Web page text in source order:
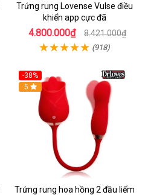
Trứng rung Lovense Vulse điều
khiển app cực đã
4.800.000₫ 8.421.000₫
(918)
-38%
Hot
5
Trứng rung hoa hồng 2 đầu liếm